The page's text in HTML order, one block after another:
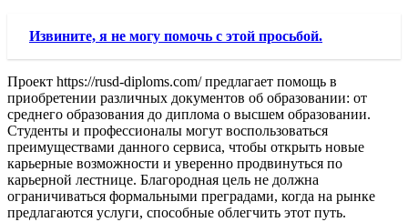
Извините, я не могу помочь с этой просьбой.
Проект https://rusd-diploms.com/ предлагает помощь в
приобретении различных документов об образовании: от
среднего образования до диплома о высшем образовании.
Студенты и профессионалы могут воспользоваться
преимуществами данного сервиса, чтобы открыть новые
карьерные возможности и уверенно продвинуться по
карьерной лестнице. Благородная цель не должна
ограничиваться формальными преградами, когда на рынке
предлагаются услуги, способные облегчить этот путь.